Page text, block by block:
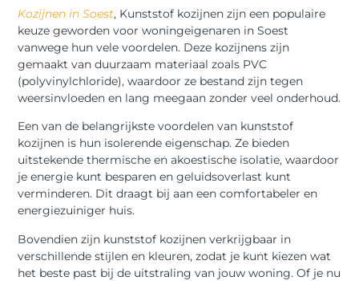
Kozijnen in Soest, Kunststof kozijnen zijn een populaire
keuze geworden voor woningeigenaren in Soest
vanwege hun vele voordelen. Deze kozijnens zijn
gemaakt van duurzaam materiaal zoals PVC
(polyvinylchloride), waardoor ze bestand zijn tegen
weersinvloeden en lang meegaan zonder veel onderhoud.
Een van de belangrijkste voordelen van kunststof
kozijnen is hun isolerende eigenschap. Ze bieden
uitstekende thermische en akoestische isolatie, waardoor
je energie kunt besparen en geluidsoverlast kunt
verminderen. Dit draagt bij aan een comfortabeler en
energiezuiniger huis.
Bovendien zijn kunststof kozijnen verkrijgbaar in
verschillende stijlen en kleuren, zodat je kunt kiezen wat
het beste past bij de uitstraling van jouw woning. Of je nu